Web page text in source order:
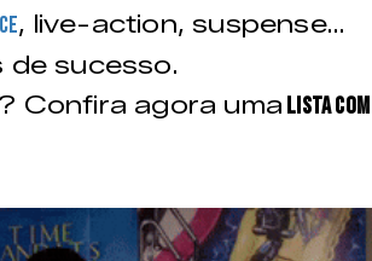
, live-action, suspense…
de sucesso.
Confira agora uma lista com